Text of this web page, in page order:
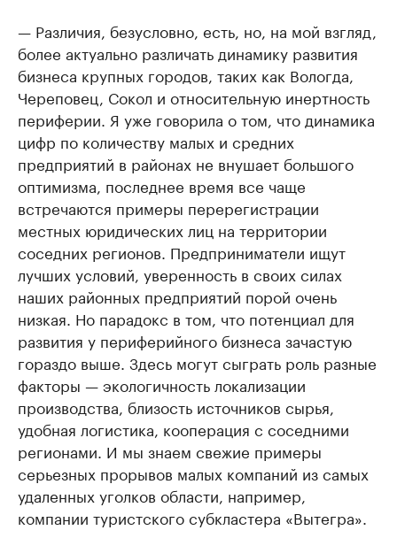
— Различия, безусловно, есть, но, на мой взгляд,
более актуально различать динамику развития
бизнеса крупных городов, таких как Вологда,
Череповец, Сокол и относительную инертность
периферии. Я уже говорила о том, что динамика
цифр по количеству малых и средних
предприятий в районах не внушает большого
оптимизма, последнее время все чаще
встречаются примеры перерегистрации
местных юридических лиц на территории
соседних регионов. Предприниматели ищут
лучших условий, уверенность в своих силах
наших районных предприятий порой очень
низкая. Но парадокс в том, что потенциал для
развития у периферийного бизнеса зачастую
гораздо выше. Здесь могут сыграть роль разные
факторы — экологичность локализации
производства, близость источников сырья,
удобная логистика, кооперация с соседними
регионами. И мы знаем свежие примеры
серьезных прорывов малых компаний из самых
удаленных уголков области, например,
компании туристского субкластера «Вытегра».